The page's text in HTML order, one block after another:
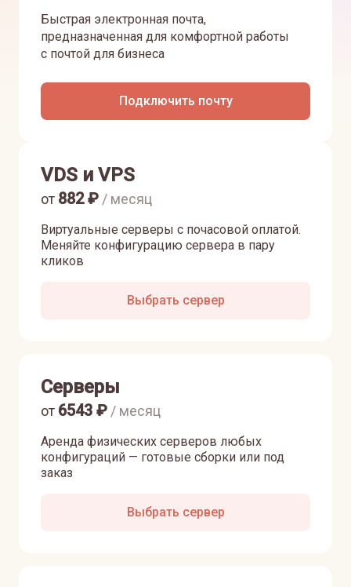
Быстрая электронная почта,
предназначенная для комфортной работы
с почтой для бизнеса
Подключить почту
VDS и VPS
Виртуальные серверы с почасовой оплатой.
Меняйте конфигурацию сервера в пару
кликов
от 882₽ / месяц
Выбрать сервер
Серверы
Аренда физических серверов любых
конфигураций — готовые сборки или под
заказ
от 6543 ₽ / месяц
Выбрать сервер